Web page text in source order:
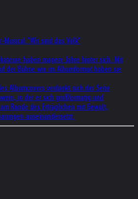
Musical "Wir sind das Volk"
haben magere Jahre hinter sich. Mit
der Bühne wie im Albumformat haben sie
Albumcovers verdankt sich der Serie
in der er sich großformatig und
Rande des Erträglichen mit Gewalt,
auseinandersetzt.